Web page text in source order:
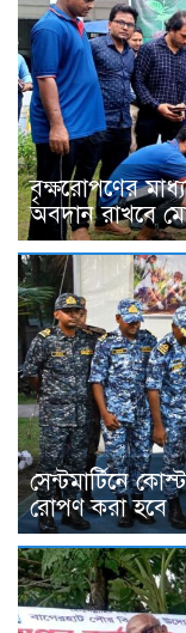
বৃক্ষরোপণের
অবদান রাখবে
সেন্টমার্টিনে
রোপণ করা হবে